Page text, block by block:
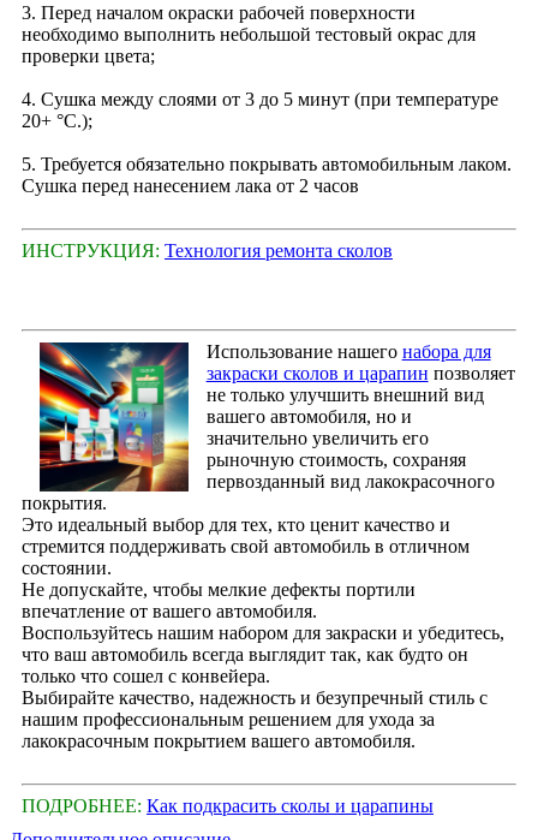
3. Перед началом окраски рабочей поверхности
необходимо выполнить небольшой тестовый окрас для
проверки цвета;
4. Сушка между слоями от 3 до 5 минут (при температуре
20+ °С.);
5. Требуется обязательно покрывать автомобильным лаком.
Сушка перед нанесением лака от 2 часов
ИНСТРУКЦИЯ: Технология ремонта сколов
Использование нашего набора для
закраски сколов и царапин позволяет
не только улучшить внешний вид
вашего автомобиля, но и
значительно увеличить его
рыночную стоимость, сохраняя
первозданный вид лакокрасочного
покрытия.
Это идеальный выбор для тех, кто ценит качество и
стремится поддерживать свой автомобиль в отличном
состоянии.
Не допускайте, чтобы мелкие дефекты портили
впечатление от вашего автомобиля.
Воспользуйтесь нашим набором для закраски и убедитесь,
что ваш автомобиль всегда выглядит так, как будто он
только что сошел с конвейера.
Выбирайте качество, надежность и безупречный стиль с
нашим профессиональным решением для ухода за
лакокрасочным покрытием вашего автомобиля.
ПОДРОБНЕЕ: Как подкрасить сколы и царапины